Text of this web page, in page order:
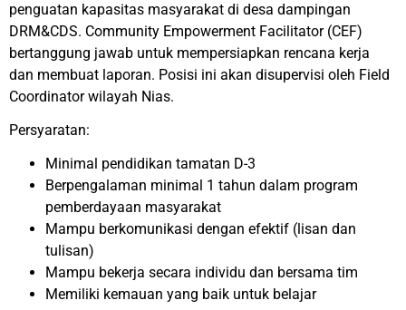
penguatan kapasitas masyarakat di desa dampingan
DRM&CDS. Community Empowerment Facilitator (CEF)
bertanggung jawab untuk mempersiapkan rencana kerja
dan membuat laporan. Posisi ini akan disupervisi oleh Field
Coordinator wilayah Nias.
Persyaratan:
Minimal pendidikan tamatan D-3
Berpengalaman minimal 1 tahun dalam program
pemberdayaan masyarakat
Mampu berkomunikasi dengan efektif (lisan dan
tulisan)
Mampu bekerja secara individu dan bersama tim
Memiliki kemauan yang baik untuk belajar